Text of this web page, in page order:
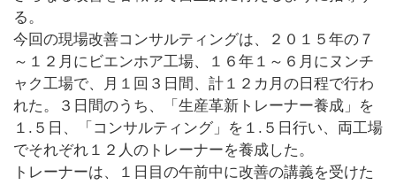
る。
今回の現場改善コンサルティングは、２０１５年の７
～１２月にビエンホア工場、１６年１～６月にヌンチ
ャク工場で、月１回３日間、計１２カ月の日程で行わ
れた。３日間のうち、「生産革新トレーナー養成」を
１.５日、「コンサルティング」を１.５日行い、両工場
でそれぞれ１２人のトレーナーを養成した。
トレーナーは、１日目の午前中に改善の講義を受けた